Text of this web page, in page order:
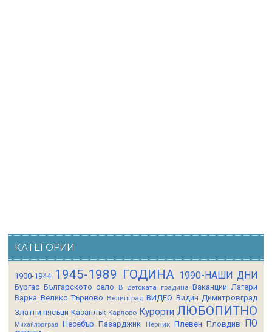
КАТЕГОРИИ
1900-1944 1945-1989 ГОДИНА 1990-НАШИ ДНИ
Бургас Българското село В детската градина Ваканции Лагери
Варна Велико Търново Велинград ВИДЕО Видин Димитровград
Златни пясъци Казанлък Карлово Курорти ЛЮБОПИТНО
Михайловград Несебър Пазарджик Перник Плевен Пловдив
ПО